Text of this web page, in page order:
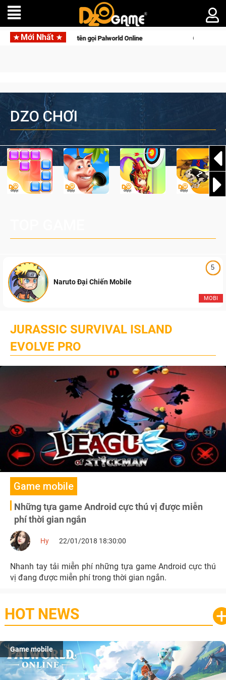
Mới Nhất
lên di động với tên gọi Palworld Online Gia Nhập Closed
DZO CHƠI
5
MOBI
Naruto Đại Chiến Mobile
JURASSIC SURVIVAL ISLAND
EVOLVE PRO
Game mobile
Những tựa game Android cực thú vị được miễn
phí thời gian ngắn
Hy 22/01/2018 18:30:00
Nhanh tay tải miễn phí những tựa game Android cực thú
vị đang được miễn phí trong thời gian ngắn.
HOT NEWS
Game mobile